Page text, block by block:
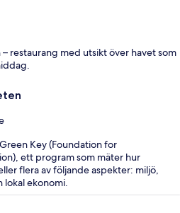
restaurang med utsikt över havet som
Key (Foundation for
ett program som mäter hur
flera av följande aspekter: miljö,
lokal ekonomi.